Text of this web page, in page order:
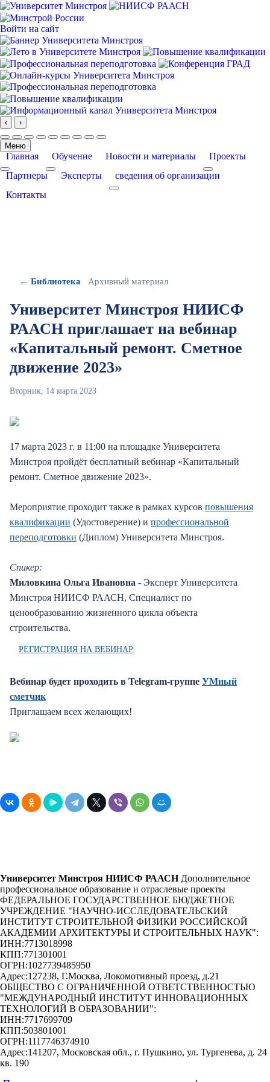
Войти на сайт
‹ ›
Меню
Главная
More about: Главная
Обучение
More about: Обучение
Новости и материалы Проекты
More about:
Партнеры Эксперты сведения об организации
More about: сведения об организации
Контакты
← Библиотека Архивный материал
Университет Минстроя НИИСФ
РААСН приглашает на вебинар
«Капитальный ремонт. Сметное
движение 2023»
Вторник, 14 марта 2023
17 марта 2023 г. в 11:00 на площадке Университета
Минстроя пройдёт бесплатный вебинар «Капитальный
ремонт. Сметное движение 2023».
Мероприятие проходит также в рамках курсов повышения
квалификации (Удостоверение) и профессиональной
переподготовки (Диплом) Университета Минстроя.
Спикер:
Миловкина Ольга Ивановна - Эксперт Университета
Минстроя НИИСФ РААСН, Специалист по
ценообразованию жизненного цикла объекта
строительства.
РЕГИСТРАЦИЯ НА ВЕБИНАР
Вебинар будет проходить в Telegram-группе УМный
сметчик
Приглашаем всех желающих!
Университет Минстроя НИИСФ РААСН Дополнительное
профессиональное образование и отраслевые проекты
ФЕДЕРАЛЬНОЕ ГОСУДАРСТВЕННОЕ БЮДЖЕТНОЕ
УЧРЕЖДЕНИЕ "НАУЧНО-ИССЛЕДОВАТЕЛЬСКИЙ
ИНСТИТУТ СТРОИТЕЛЬНОЙ ФИЗИКИ РОССИЙСКОЙ
АКАДЕМИИ АРХИТЕКТУРЫ И СТРОИТЕЛЬНЫХ НАУК":
ИНН:7713018998
КПП:771301001
ОГРН:1027739485950
Адрес:127238, Г.Москва, Локомотивный проезд, д.21
ОБЩЕСТВО С ОГРАНИЧЕННОЙ ОТВЕТСТВЕННОСТЬЮ
"МЕЖДУНАРОДНЫЙ ИНСТИТУТ ИННОВАЦИОННЫХ
ТЕХНОЛОГИЙ В ОБРАЗОВАНИИ":
ИНН:7717699709
КПП:503801001
ОГРН:1117746374910
Адрес:141207, Московская обл., г. Пушкино, ул. Тургенева, д. 24
кв. 190